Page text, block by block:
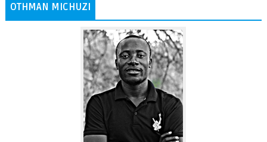
OTHMAN MICHUZI